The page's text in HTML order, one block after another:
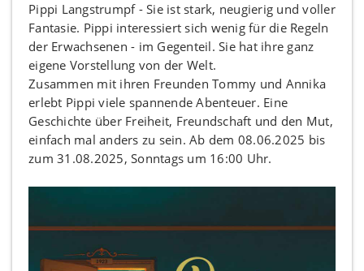
Pippi Langstrumpf - Sie ist stark, neugierig und voller
Fantasie. Pippi interessiert sich wenig für die Regeln
der Erwachsenen - im Gegenteil. Sie hat ihre ganz
eigene Vorstellung von der Welt.
Zusammen mit ihren Freunden Tommy und Annika
erlebt Pippi viele spannende Abenteuer. Eine
Geschichte über Freiheit, Freundschaft und den Mut,
einfach mal anders zu sein. Ab dem 08.06.2025 bis
zum 31.08.2025, Sonntags um 16:00 Uhr.